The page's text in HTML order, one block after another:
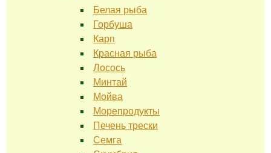
Белая рыба
Горбуша
Карп
Красная рыба
Лосось
Минтай
Мойва
Морепродукты
Печень трески
Семга